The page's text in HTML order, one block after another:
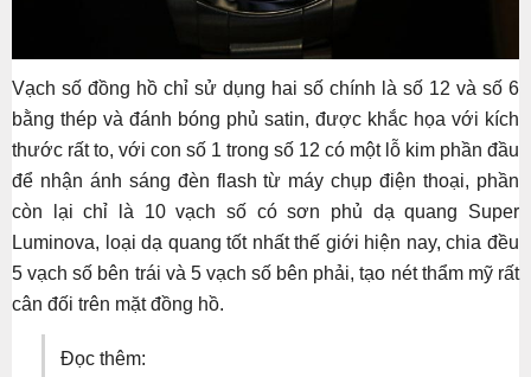
Vạch số đồng hồ chỉ sử dụng hai số chính là số 12 và số 6
bằng thép và đánh bóng phủ satin, được khắc họa với kích
thước rất to, với con số 1 trong số 12 có một lỗ kim phần đầu
để nhận ánh sáng đèn flash từ máy chụp điện thoại, phần
còn lại chỉ là 10 vạch số có sơn phủ dạ quang Super
Luminova, loại dạ quang tốt nhất thế giới hiện nay, chia đều
5 vạch số bên trái và 5 vạch số bên phải, tạo nét thẩm mỹ rất
cân đối trên mặt đồng hồ.
Đọc thêm: